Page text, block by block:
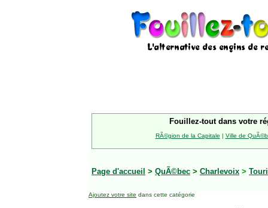
Fouillez-tout dans votre
RÃ©gion de la Capitale | Ville de
Page d'accueil > QuÃ©bec > Charlevoix >
Ajoutez votre site dans cette catégorie